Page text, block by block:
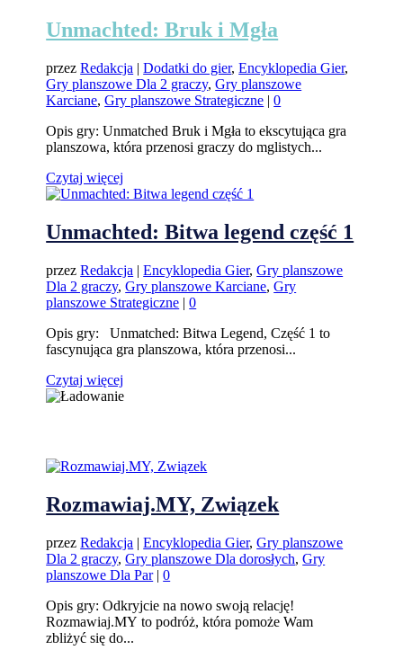
Unmachted: Bruk i Mgła
przezRedakcja |Dodatki do gier,Encyklopedia Gier,
Gry planszowe Dla 2 graczy,Gry planszowe
Karciane,Gry planszowe Strategiczne |0
Opis gry: Unmatched Bruk i Mgła to ekscytująca gra
planszowa, która przenosi graczy do mglistych...
Czytaj więcej
Unmachted: Bitwa legend część 1
przezRedakcja |Encyklopedia Gier,Gry planszowe
Dla 2 graczy,Gry planszowe Karciane,Gry
planszowe Strategiczne |0
Opis gry: Unmatched: Bitwa Legend, Część 1 to
fascynująca gra planszowa, która przenosi...
Czytaj więcej
Rozmawiaj.MY, Związek
przezRedakcja |Encyklopedia Gier,Gry planszowe
Dla 2 graczy,Gry planszowe Dla dorosłych,Gry
planszowe Dla Par|0
Opis gry: Odkryjcie na nowo swoją relację!
Rozmawiaj.MY to podróż, która pomoże Wam
zbliżyć się do...